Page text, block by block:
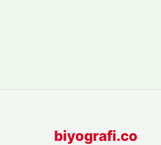
biyografi.co